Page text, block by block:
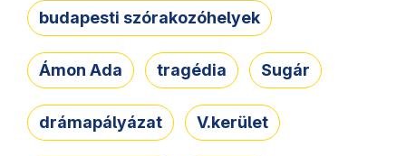
budapesti szórakozóhelyek
Ámon Ada tragédia Sugár
drámapályázat V.kerület